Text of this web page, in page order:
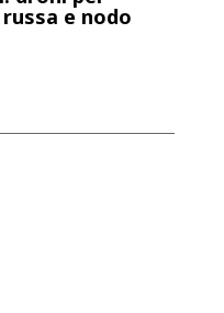
e nodo